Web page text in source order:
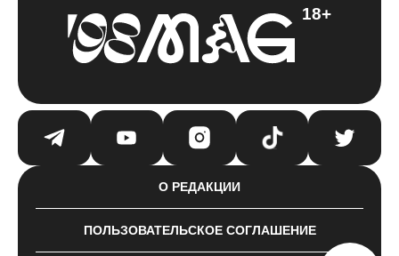
18+
О РЕДАКЦИИ
ПОЛЬЗОВАТЕЛЬСКОЕ СОГЛАШЕНИЕ